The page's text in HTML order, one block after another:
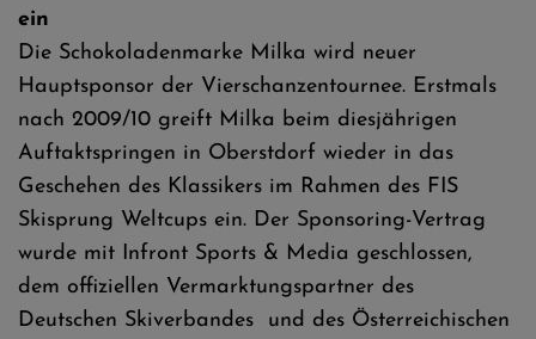
ein
Die Schokoladenmarke Milka wird neuer
Hauptsponsor der Vierschanzentournee. Erstmals
nach 2009/10 greift Milka beim diesjährigen
Auftaktspringen in Oberstdorf wieder in das
Geschehen des Klassikers im Rahmen des FIS
Skisprung Weltcups ein. Der Sponsoring-Vertrag
wurde mit Infront Sports & Media geschlossen,
dem offiziellen Vermarktungspartner des
Deutschen Skiverbandes und des Österreichischen